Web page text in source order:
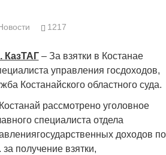
1217
КазТАГ– За взятки в Костанае
управления госдоходов,
Костанайского областного суда.
рассмотрено уголовное
специалиста отдела
доходов по
получение взятки,